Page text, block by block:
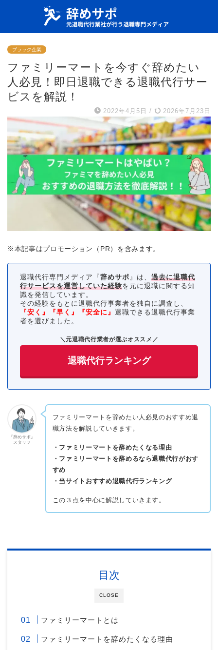
ブラック企業
ファミリーマートを今すぐ辞めたい
人必見！即日退職できる退職代行サー
ビスを解説！
2022年4月5日 / 2026年7月23日
※本記事はプロモーション（PR）を含みます。
退職代行専門メディア『 辞めサポ 』は、 過去に退職代
行サービスを運営していた経験を元に退職に関する知
識を発信しています。
その経験をもとに退職代行事業者を独自に調査し、
『安く』『早く』『安全に』 退職できる退職代行事業
者を選びました。
＼元退職代行業者が選ぶオススメ／
退職代行ランキング
『辞めサポ』
スタッフ
ファミリーマートを辞めたい人必見のおすすめ退
職方法を解説していきます。
・ファミリーマートを辞めたくなる理由
・ファミリーマートを辞めるなら退職代行がおす
すめ
・当サイトおすすめ退職代行ランキング
この３点を中心に解説していきます。
CLOSE
目次
ファミリーマートとは
ファミリーマートを辞めたくなる理由